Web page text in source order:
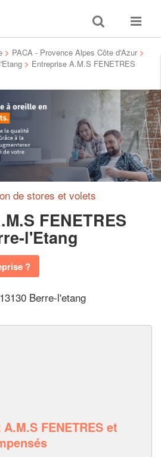
Toggle
search
Toggle
> PACA - Provence Alpes Côte d'Azur >
> Entreprise A.M.S FENETRES
de stores et volets
FENETRES
l'Etang
?
Berre-l'etang
FENETRES et